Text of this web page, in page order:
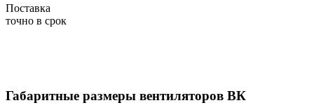
Поставка
точно в срок
Габаритные размеры вентиляторов ВК